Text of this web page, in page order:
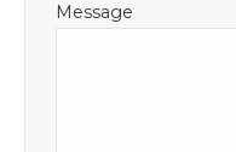
Message